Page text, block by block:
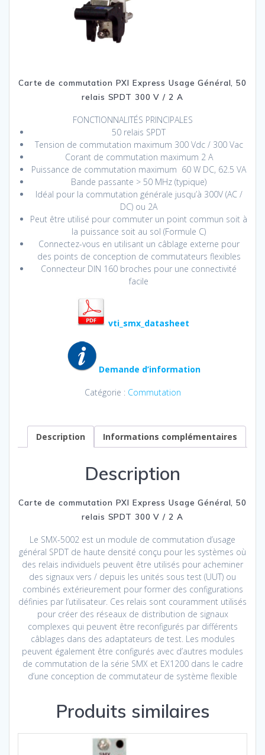
Carte de commutation PXI Express Usage Général, 50
relais SPDT 300 V / 2 A
FONCTIONNALITÉS PRINCIPALES
50 relais SPDT
Tension de commutation maximum 300 Vdc / 300 Vac
Corant de commutation maximum 2 A
Puissance de commutation maximum 60 W DC, 62.5 VA
Bande passante > 50 MHz (typique)
Idéal pour la commutation générale jusqu’à 300V (AC /
DC) ou 2A
Peut être utilisé pour commuter un point commun soit à
la puissance soit au sol (Formule C)
Connectez-vous en utilisant un câblage externe pour
des points de conception de commutateurs flexibles
Connecteur DIN 160 broches pour une connectivité
facile
vti_smx_datasheet
Demande d’information
Catégorie : Commutation
Description Informations complémentaires
Description
Carte de commutation PXI Express Usage Général, 50
relais SPDT 300 V / 2 A
Le SMX-5002 est un module de commutation d’usage
général SPDT de haute densité conçu pour les systèmes où
des relais individuels peuvent être utilisés pour acheminer
des signaux vers / depuis les unités sous test (UUT) ou
combinés extérieurement pour former des configurations
définies par l’utilisateur. Ces relais sont couramment utilisés
pour créer des réseaux de distribution de signaux
complexes qui peuvent être reconfigurés par différents
câblages dans des adaptateurs de test. Les modules
peuvent également être configurés avec d’autres modules
de commutation de la série SMX et EX1200 dans le cadre
d’une conception de commutateur de système flexible
Produits similaires